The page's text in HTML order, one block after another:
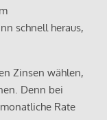
schnell heraus,
Zinsen wählen,
Denn bei
Rate